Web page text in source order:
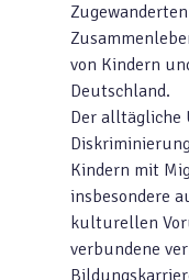
von Kindern
Deutschland.
Der alltägliche
Kindern mit
insbesondere
kulturellen
verbundene